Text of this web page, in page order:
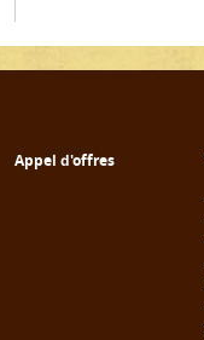
Appel d'offres